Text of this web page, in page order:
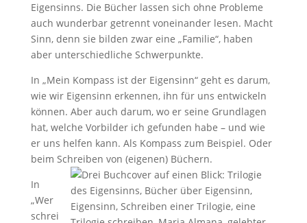
Eigensinns. Die Bücher lassen sich ohne Probleme
auch wunderbar getrennt voneinander lesen. Macht
Sinn, denn sie bilden zwar eine „Familie“, haben
aber unterschiedliche Schwerpunkte.
In „Mein Kompass ist der Eigensinn“ geht es darum,
wie wir Eigensinn erkennen, ihn für uns entwickeln
können. Aber auch darum, wo er seine Grundlagen
hat, welche Vorbilder ich gefunden habe – und wie
er uns helfen kann. Als Kompass zum Beispiel. Oder
beim Schreiben von (eigenen) Büchern.
In
„Wer
schrei